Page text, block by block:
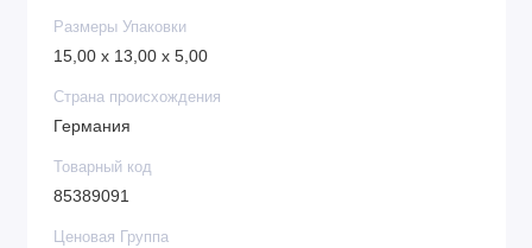
Размеры Упаковки
15,00 x 13,00 x 5,00
Страна происхождения
Германия
Товарный код
85389091
Ценовая Группа